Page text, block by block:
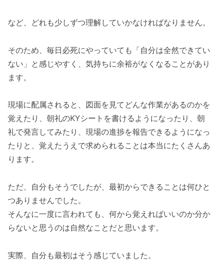
など、どれも少しずつ理解していかなければなりません。
そのため、毎日必死にやっていても「自分は全然できてい
ない」と感じやすく、気持ちに余裕がなくなることがあり
ます。
現場に配属されると、図面を見てどんな作業があるのかを
覚えたり、朝礼のKYシートを書けるようになったり、朝
礼で発言してみたり、現場の進捗を報告できるようになっ
たりと、覚えたうえで求められることは本当にたくさんあ
ります。
ただ、自分もそうでしたが、最初からできることは何ひと
つありませんでした。
そんなに一度に言われても、何から覚えればいいのか分か
らないと思うのは自然なことだと思います。
実際、自分も最初はそう感じていました。